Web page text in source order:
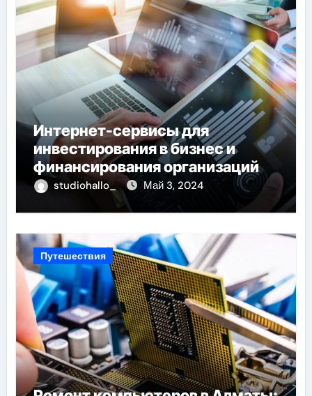
Интернет-сервисы для
инвестирования в бизнес и
финансирования организаций
studiohallo_ Май 3, 2024
Путешествия